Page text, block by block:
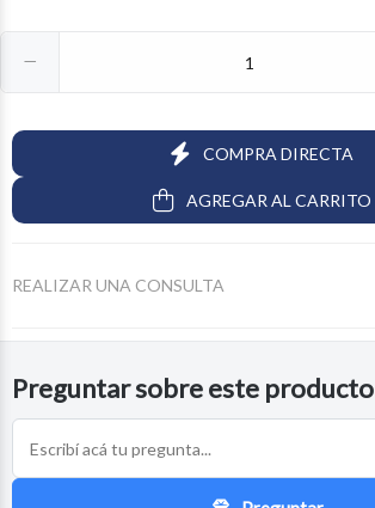
COMPRA DIRECTA
AGREGAR AL CARRITO
REALIZAR UNA CONSULTA
Preguntar sobre este producto